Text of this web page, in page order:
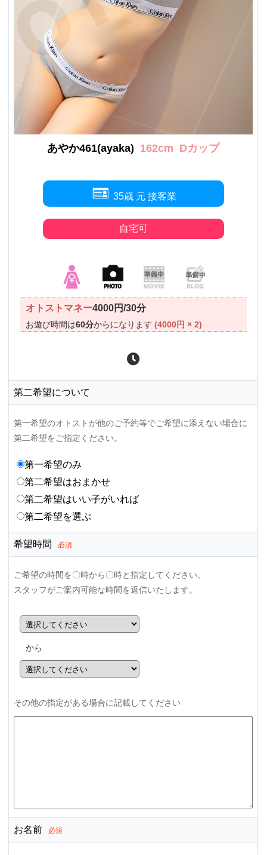
あやか461(ayaka) 162cm Dカップ
35歳 元 接客業
自宅可
オトストマネー4000円/30分
お遊び時間は60分からになります(4000円 × 2)
第二希望について
第一希望のオトストが他のご予約等でご希望に添えない場合に
第二希望をご指定ください。
第一希望のみ
第二希望はおまかせ
第二希望はいい子がいれば
第二希望を選ぶ
希望時間 必須
ご希望の時間を〇時から〇時と指定してください。
スタッフがご案内可能な時間を返信いたします。
から
その他の指定がある場合に記載してください
お名前 必須